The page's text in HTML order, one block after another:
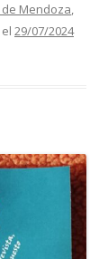
Mendoza,
el 29/07/2024